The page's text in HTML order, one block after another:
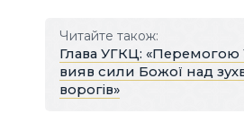
Читайте також:
Глава УГКЦ: «Перемогою
вияв сили Божої над
ворогів»